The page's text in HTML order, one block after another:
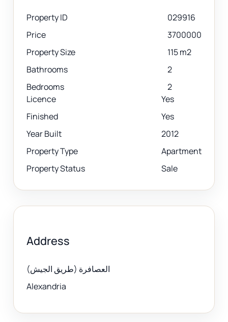
Property ID
Price
Property Size
Bathrooms
Bedrooms
029916
3700000
115 m2
2
2
Licence
Finished
Year Built
Property Type
Property Status
Yes
Yes
2012
Apartment
Sale
Address
العصافرة (طريق الجيش)
Alexandria